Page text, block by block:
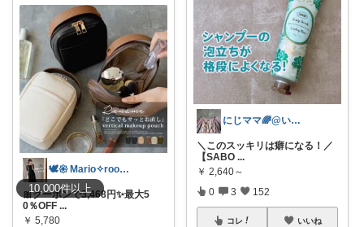
10,000件以上
🕊𑁍 Mario✧room 𑁍🕊
🎀クーポンで3,468円✨最大5
0％OFF ...
￥ 5,780
にじママ🌈@いつもありがとうございます
＼このスッキリは癖になる！／
【SABO ...
￥ 2,640～
0 3 152
コレ いいね